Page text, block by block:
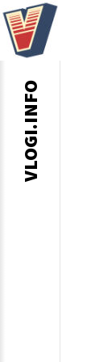
VLOGI.INFO